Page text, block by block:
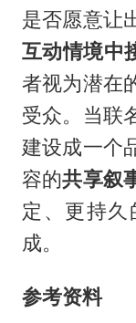
是否愿意让
互动情境中
者视为潜在
受众。当联
建设成一个
容的共享叙
定、更持久
成。
参考资料